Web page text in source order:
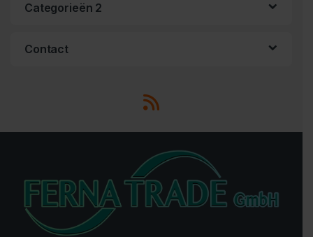
Categorieën 2
Contact